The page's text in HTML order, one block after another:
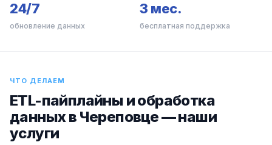
24/7
обновление данных
3 мес.
бесплатная поддержка
ЧТО ДЕЛАЕМ
ETL-пайплайны и обработка
данных в Череповце — наши
услуги